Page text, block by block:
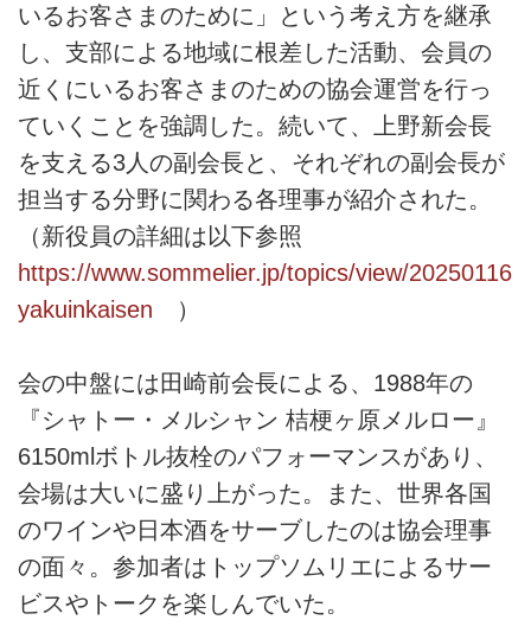
いるお客さまのために」という考え方を継承
し、支部による地域に根差した活動、会員の
近くにいるお客さまのための協会運営を行っ
ていくことを強調した。続いて、上野新会長
を支える3人の副会長と、それぞれの副会長が
担当する分野に関わる各理事が紹介された。
（新役員の詳細は以下参照
https://www.sommelier.jp/topics/view/20250116
yakuinkaisen ）
会の中盤には田崎前会長による、1988年の
『シャトー・メルシャン 桔梗ヶ原メルロー』
6150mlボトル抜栓のパフォーマンスがあり、
会場は大いに盛り上がった。また、世界各国
のワインや日本酒をサーブしたのは協会理事
の面々。参加者はトップソムリエによるサー
ビスやトークを楽しんでいた。